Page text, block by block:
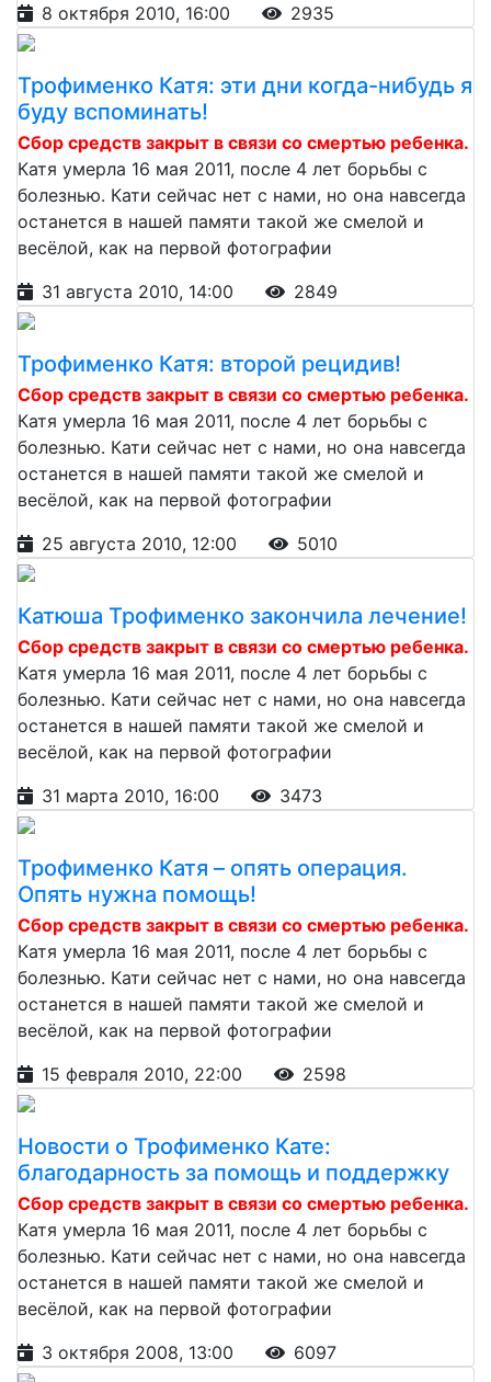
8 октября 2010, 16:00
2935
Трофименко Катя: эти дни когда-нибудь я
буду вспоминать!
Сбор средств закрыт в связи со смертью ребенка.
Катя умерла 16 мая 2011, после 4 лет борьбы с
болезнью. Кати сейчас нет с нами, но она навсегда
останется в нашей памяти такой же смелой и
весёлой, как на первой фотографии
31 августа 2010, 14:00
2849
Трофименко Катя: второй рецидив!
Сбор средств закрыт в связи со смертью ребенка.
Катя умерла 16 мая 2011, после 4 лет борьбы с
болезнью. Кати сейчас нет с нами, но она навсегда
останется в нашей памяти такой же смелой и
весёлой, как на первой фотографии
25 августа 2010, 12:00
5010
Катюша Трофименко закончила лечение!
Сбор средств закрыт в связи со смертью ребенка.
Катя умерла 16 мая 2011, после 4 лет борьбы с
болезнью. Кати сейчас нет с нами, но она навсегда
останется в нашей памяти такой же смелой и
весёлой, как на первой фотографии
31 марта 2010, 16:00
3473
Трофименко Катя – опять операция.
Опять нужна помощь!
Сбор средств закрыт в связи со смертью ребенка.
Катя умерла 16 мая 2011, после 4 лет борьбы с
болезнью. Кати сейчас нет с нами, но она навсегда
останется в нашей памяти такой же смелой и
весёлой, как на первой фотографии
15 февраля 2010, 22:00
2598
Новости о Трофименко Кате:
благодарность за помощь и поддержку
Сбор средств закрыт в связи со смертью ребенка.
Катя умерла 16 мая 2011, после 4 лет борьбы с
болезнью. Кати сейчас нет с нами, но она навсегда
останется в нашей памяти такой же смелой и
весёлой, как на первой фотографии
3 октября 2008, 13:00
6097